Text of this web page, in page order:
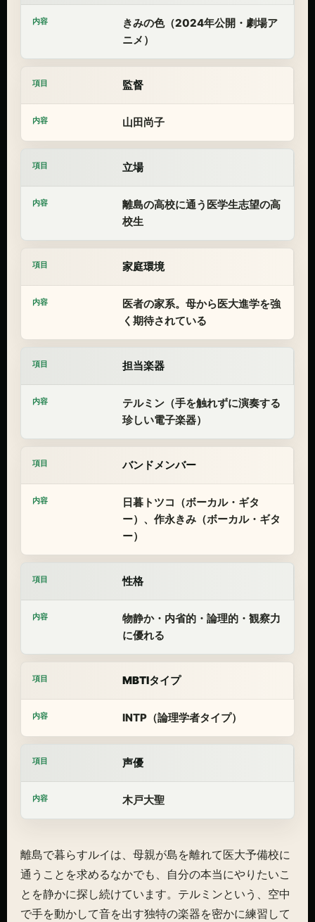
きみの色（2024年公開・劇場ア
ニメ）
監督
山田尚子
立場
離島の高校に通う医学生志望の高
校生
家庭環境
医者の家系。母から医大進学を強
く期待されている
担当楽器
テルミン（手を触れずに演奏する
珍しい電子楽器）
バンドメンバー
日暮トツコ（ボーカル・ギタ
ー）、作永きみ（ボーカル・ギタ
ー）
性格
物静か・内省的・論理的・観察力
に優れる
MBTIタイプ
INTP（論理学者タイプ）
声優
木戸大聖
離島で暮らすルイは、母親が島を離れて医大予備校に
通うことを求めるなかでも、自分の本当にやりたいこ
とを静かに探し続けています。テルミンという、空中
で手を動かして音を出す独特の楽器を密かに練習して